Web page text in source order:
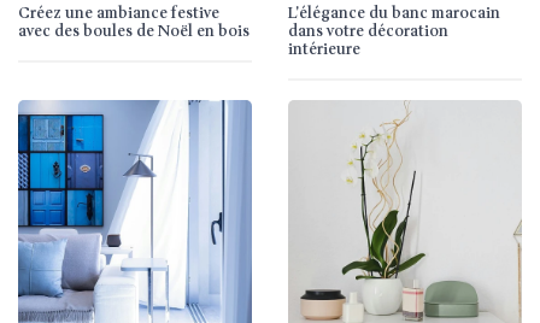
Créez une ambiance festive
avec des boules de Noël en bois
L'élégance du banc marocain
dans votre décoration
intérieure